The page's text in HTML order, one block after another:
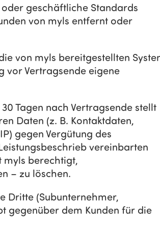
geschäftliche Standards
von myls entfernt oder
von myls bereitgestellten
vor Vertragsende eigene
Tagen nach Vertragsende stellt
Daten (z. B. Kontaktdaten,
gegen Vergütung des
vereinbarten
myls berechtigt,
– zu löschen.
Dritte (Subunternehmer,
gegenüber dem Kunden für die